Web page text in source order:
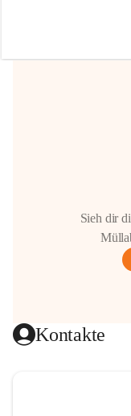
Hilfsbereitschaft!
Sieh dir
Kontakte